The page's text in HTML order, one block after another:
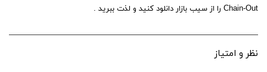
Chain-Out را از سیب بازار دانلود کنید و لذت ببرید .
نظر و امتیاز